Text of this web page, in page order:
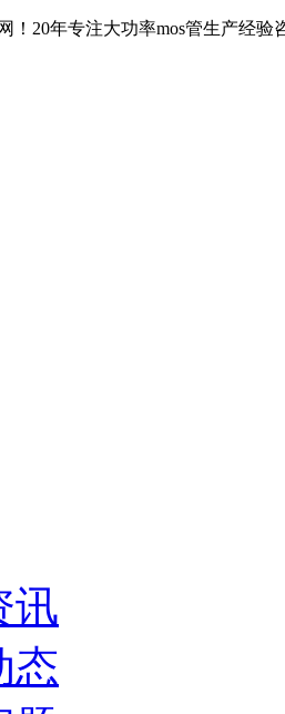
！20年专注大功率mos管生产经验
讯
态